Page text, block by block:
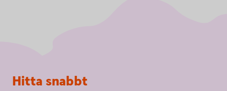
Sidfot
Hitta snabbt